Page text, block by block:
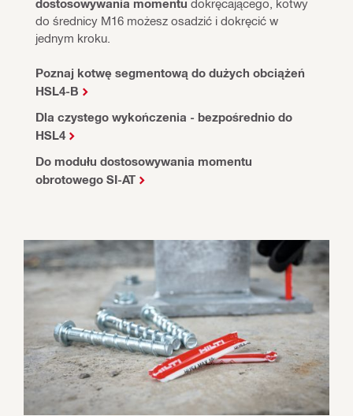
dostosowywania momentu dokręcającego, kotwy
do średnicy M16 możesz osadzić i dokręcić w
jednym kroku.
Poznaj kotwę segmentową do dużych obciążeń
HSL4-B
Dla czystego wykończenia - bezpośrednio do
HSL4
Do modułu dostosowywania momentu
obrotowego SI-AT